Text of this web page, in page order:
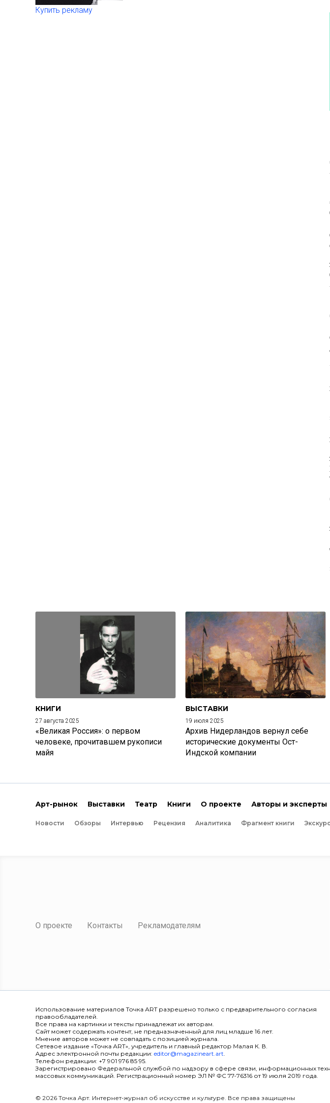
Купить рекламу
КНИГИ
27 августа 2025
«Великая Россия»: о первом
человеке, прочитавшем рукописи
майя
ВЫСТАВКИ
19 июля 2025
Архив Нидерландов вернул себе
исторические документы Ост-
Индской компании
Арт-рынок Выставки Театр Книги О проекте Авторы и эксперты
Новости Обзоры Интервью Рецензия Аналитика Фрагмент книги
О проекте Контакты Рекламодателям
Использование материалов Точка ART разрешено только с предварительного согласия
правообладателей.
Все права на картинки и тексты принадлежат их авторам.
Сайт может содержать контент, не предназначенный для лиц младше 16 лет.
Мнение авторов может не совпадать с позицией журнала.
Сетевое издание «Точка ART», учредитель и главный редактор Малая К. В.
Адрес электронной почты редакции: editor@magazineart.art.
Телефон редакции: +7 901 976 85 95.
Зарегистрировано Федеральной службой по надзору в сфере связи, информационных
массовых коммуникаций. Регистрационный номер ЭЛ № ФС 77-76316 от 19 июля 2019 года.
© 2026 Точка Арт. Интернет-журнал об искусстве и культуре. Все права защищены